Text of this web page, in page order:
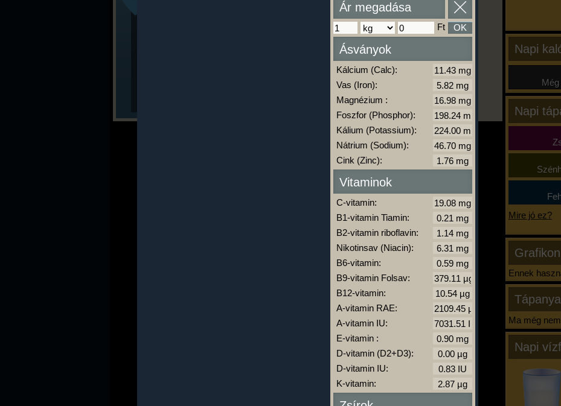
Napi
Napi
Mire jó ez?
Grafikon
Ennek
Ma még
Napi
kalóriabázis.hu
Ár megadása
Ft OK
Ásványok
Kálcium (Calc):
Vas (Iron):
Magnézium :
Foszfor (Phosphor):
Kálium (Potassium):
Nátrium (Sodium):
Cink (Zinc):
Vitaminok
C-vitamin:
B1-vitamin Tiamin:
B2-vitamin riboflavin:
Nikotinsav (Niacin):
B6-vitamin:
B9-vitamin Folsav:
B12-vitamin:
A-vitamin RAE:
A-vitamin IU:
E-vitamin :
D-vitamin (D2+D3):
D-vitamin IU:
K-vitamin: